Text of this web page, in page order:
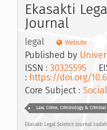
Ekasakti
Journal
legal Website
Published by
ISSN : 30325595
: https://doi.org/
Core Subject :
Law, Crime, Criminology & Criminal
Ekasakti Legal Science Journal